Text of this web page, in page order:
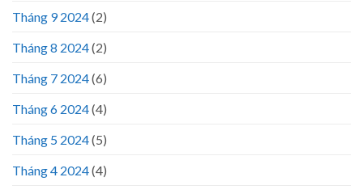
Tháng 9 2024(2)
Tháng 8 2024(2)
Tháng 7 2024(6)
Tháng 6 2024(4)
Tháng 5 2024(5)
Tháng 4 2024(4)